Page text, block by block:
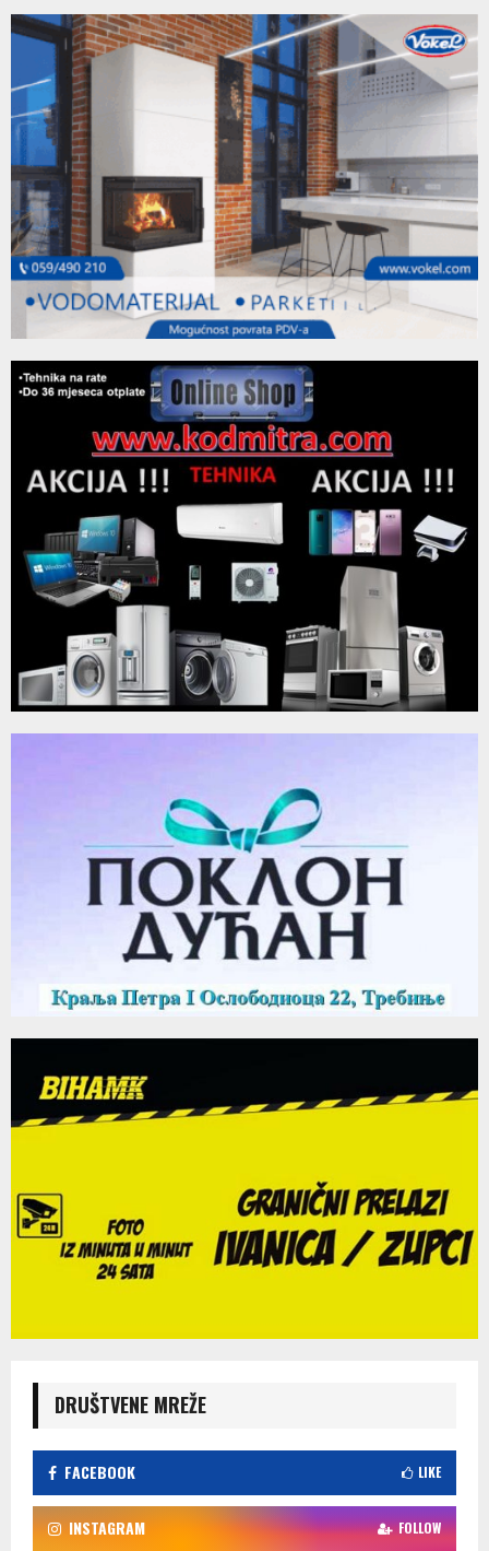
DRUŠTVENE MREŽE
FACEBOOK LIKE
INSTAGRAM FOLLOW